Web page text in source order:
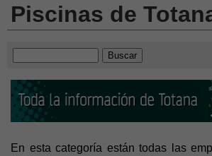
Piscinas de
En esta categoría están todas las